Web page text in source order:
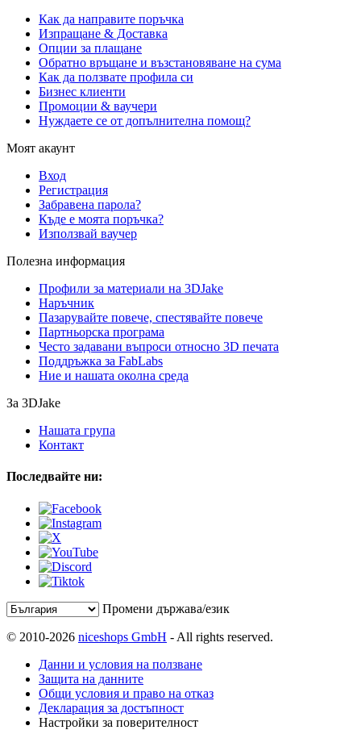
Как да направите поръчка
Изпращане & Доставка
Опции за плащане
Обратно връщане и възстановяване на сума
Как да ползвате профила си
Бизнес клиенти
Промоции & ваучери
Нуждаете се от допълнителна помощ?
Моят акаунт
Вход
Регистрация
Забравена парола?
Къде е моята поръчка?
Използвай ваучер
Полезна информация
Профили за материали на 3DJake
Наръчник
Пазарувайте повече, спестявайте повече
Партньорска програма
Често задавани въпроси относно 3D печата
Поддръжка за FabLabs
Ние и нашата околна среда
За 3DJake
Нашата група
Контакт
Последвайте ни:
Промени държава/език
© 2010-2026 niceshops GmbH - All rights reserved.
Данни и условия на ползване
Защита на данните
Общи условия и право на отказ
Декларация за достъпност
Настройки за поверителност